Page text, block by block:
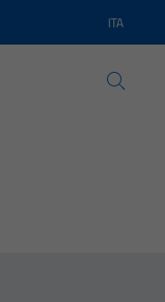
Lingua
ITA